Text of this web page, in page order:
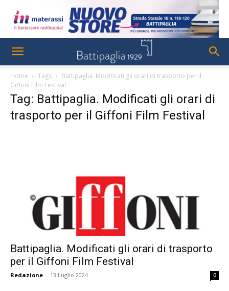
Home Tags
Battipaglia. Modificati gli orari di trasporto per il
Giffoni Film Festival
Tag: Battipaglia. Modificati gli orari di
trasporto per il Giffoni Film Festival
Battipaglia. Modificati gli orari di trasporto
per il Giffoni Film Festival
Redazione - 13 Luglio 2024 0